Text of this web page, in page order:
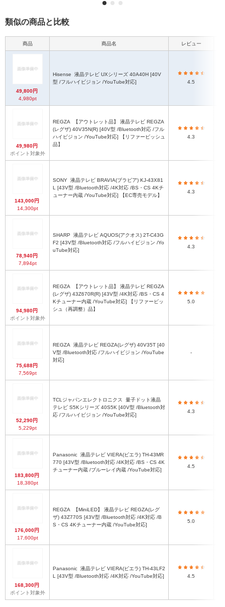
類似の商品と比較
商品 商品名 レビュー
49,800円
4,980pt
Hisense
型 /フルハイビジョン /YouTube対応]
4.5
49,980円
ポイント対象外
REGZA
(レグザ) 40V35N(R) [40V型 /Bluetooth対応 /フル
ハイビジョン /YouTube対応] 【リファービッシュ
品】
4.3
143,000円
14,300pt
SONY
L [43V型 /Bluetooth対応 /4K対応 /BS・CS 4Kチ
ューナー内蔵 /YouTube対応] 【EC専売モデル】
4.3
78,940円
7,894pt
SHARP
F2 [43V型 /Bluetooth対応 /フルハイビジョン /Yo
uTube対応]
4.3
94,980円
ポイント対象外
REGZA
(レグザ) 43Z670R(R) [43V型 /4K対応 /BS・CS 4
Kチューナー内蔵 /YouTube対応] 【リファービッ
シュ（再調整）品】
5.0
75,688円
7,569pt
REGZA
V型 /Bluetooth対応 /フルハイビジョン /YouTube
対応]
-
52,290円
5,229pt
TCLジャパンエレクトロニクス
テレビ S5Kシリーズ 40S5K [40V型 /Bluetooth対
応 /フルハイビジョン /YouTube対応]
4.3
183,800円
18,380pt
Panasonic
770 [43V型 /Bluetooth対応 /4K対応 /BS・CS 4K
チューナー内蔵 /ブルーレイ内蔵 /YouTube対応]
4.5
176,000円
17,600pt
REGZA
ザ) 43Z770S [43V型 /Bluetooth対応 /4K対応 /B
S・CS 4Kチューナー内蔵 /YouTube対応]
5.0
168,300円
ポイント対象外
Panasonic
L [43V型 /Bluetooth対応 /4K対応 /YouTube対応]
4.5